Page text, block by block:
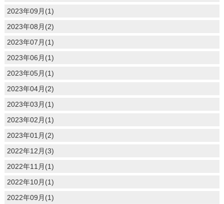
2023年09月(1)
2023年08月(2)
2023年07月(1)
2023年06月(1)
2023年05月(1)
2023年04月(2)
2023年03月(1)
2023年02月(1)
2023年01月(2)
2022年12月(3)
2022年11月(1)
2022年10月(1)
2022年09月(1)